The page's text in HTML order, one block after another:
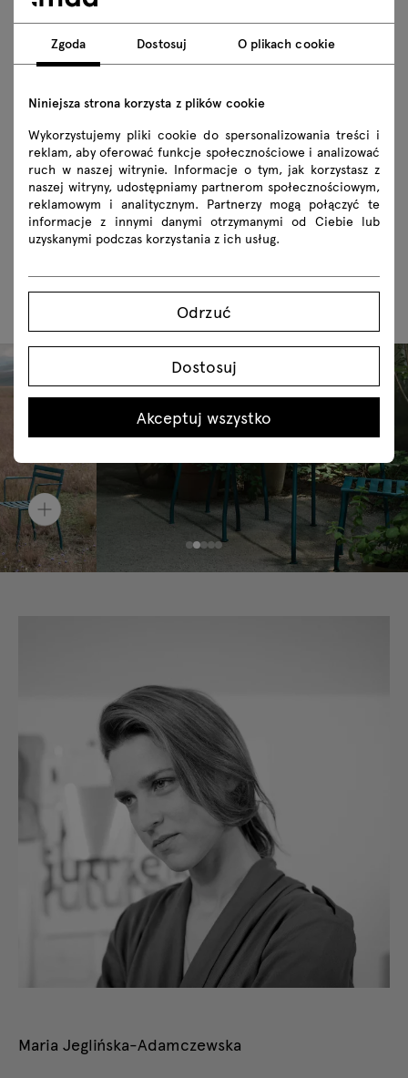
Charakterystyczną cechą kolekcji Flaner są
wygięte nogi, wspólne dla wszystkich siedzisk i
uwspółcześnia typologię metalowych mebli
miejskich i zewnętrznych, jednocześnie ożywiając
ich oszczędną konstrukcję. Maria Jeglińska-
Adamczewska, projektantka rodziny Flaner,
chciała stworzyć kolekcję o charakterystycznym,
natychmiastowo rozpoznawalnym rysunku.
było intuicyjnie rozumiane przez użytkowników.
Lookbook
Maria Jeglińska-Adamczewska
Zgoda Dostosuj O plikach cookie
Niniejsza strona korzysta z plików cookie
Wykorzystujemy pliki cookie do spersonalizowania treści i
reklam, aby oferować funkcje społecznościowe i analizować
ruch w naszej witrynie. Informacje o tym, jak korzystasz z
naszej witryny, udostępniamy partnerom społecznościowym,
reklamowym i analitycznym. Partnerzy mogą połączyć te
informacje z innymi danymi otrzymanymi od Ciebie lub
uzyskanymi podczas korzystania z ich usług.
Odrzuć
Dostosuj
Akceptuj wszystko